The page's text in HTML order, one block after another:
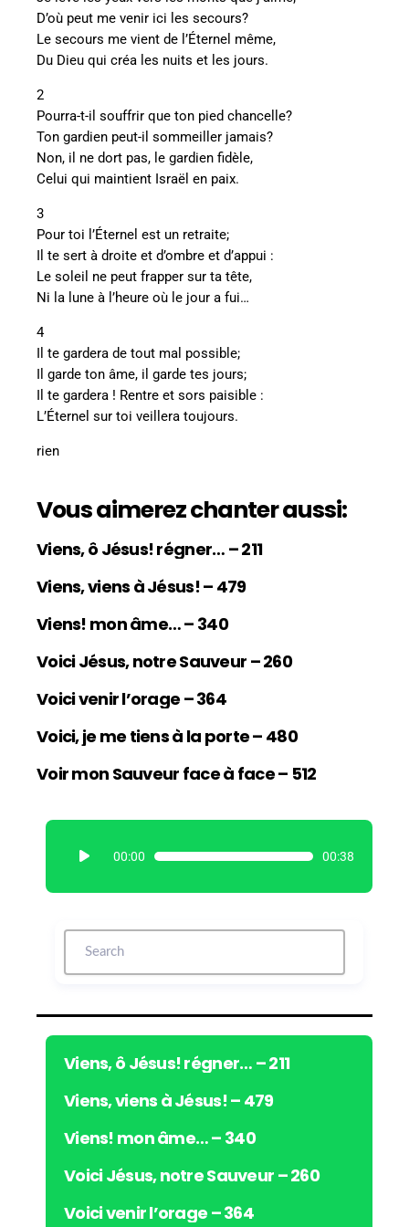
D’où peut me venir ici les secours?
Le secours me vient de l’Éternel même,
Du Dieu qui créa les nuits et les jours.
2
Pourra-t-il souffrir que ton pied chancelle?
Ton gardien peut-il sommeiller jamais?
Non, il ne dort pas, le gardien fidèle,
Celui qui maintient Israël en paix.
3
Pour toi l’Éternel est un retraite;
Il te sert à droite et d’ombre et d’appui :
Le soleil ne peut frapper sur ta tête,
Ni la lune à l’heure où le jour a fui…
4
Il te gardera de tout mal possible;
Il garde ton âme, il garde tes jours;
Il te gardera ! Rentre et sors paisible :
L’Éternel sur toi veillera toujours.
rien
Vous aimerez chanter aussi:
Viens, ô Jésus! régner… – 211
Viens, viens à Jésus! – 479
Viens! mon âme… – 340
Voici Jésus, notre Sauveur – 260
Voici venir l’orage – 364
Voici, je me tiens à la porte – 480
Voir mon Sauveur face à face – 512
c
e
r
u
d
i
00:00 00:38
Viens, ô Jésus! régner… – 211
Viens, viens à Jésus! – 479
Viens! mon âme… – 340
Voici Jésus, notre Sauveur – 260
Voici venir l’orage – 364